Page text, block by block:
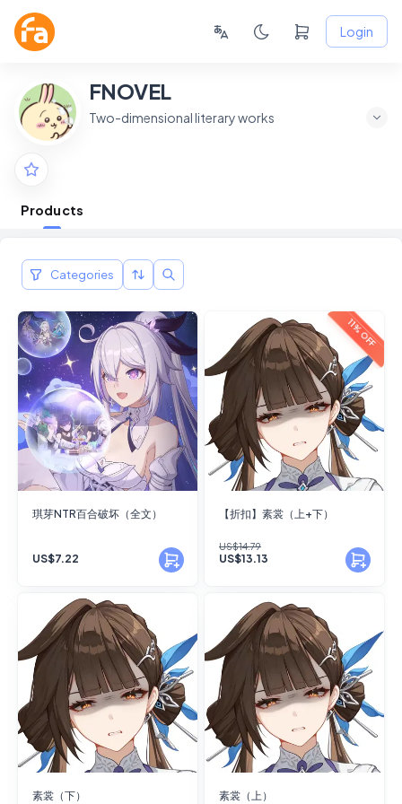
Login
FNOVEL
Two-dimensional literary works
Products
Categories
琪芽NTR百合破坏（全文）
US$7.22
11% OFF
【折扣】素裳（上+下）
US$14.79
US$13.13
素裳（下） 素裳（上）